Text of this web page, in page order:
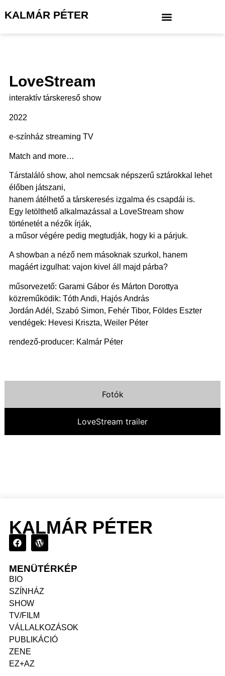
KALMÁR PÉTER
LoveStream
interaktív társkereső show
2022
e-színház streaming TV
Match and more…
Társtaláló show, ahol nemcsak népszerű sztárokkal lehet
élőben játszani,
hanem átélhető a társkeresés izgalma és csapdái is.
Egy letölthető alkalmazással a LoveStream show
történetét a nézők írják,
a műsor végére pedig megtudják, hogy ki a párjuk.
A showban a néző nem másoknak szurkol, hanem
magáért izgulhat: vajon kivel áll majd párba?
műsorvezető: Garami Gábor és Márton Dorottya
közreműködik: Tóth Andi, Hajós András
Jordán Adél, Szabó Simon, Fehér Tibor, Földes Eszter
vendégek: Hevesi Kriszta, Weiler Péter
rendező-producer: Kalmár Péter
Fotók
LoveStream trailer
KALMÁR PÉTER
MENÜTÉRKÉP
BIO
SZÍNHÁZ
SHOW
TV/FILM
VÁLLALKOZÁSOK
PUBLIKÁCIÓ
ZENE
EZ+AZ